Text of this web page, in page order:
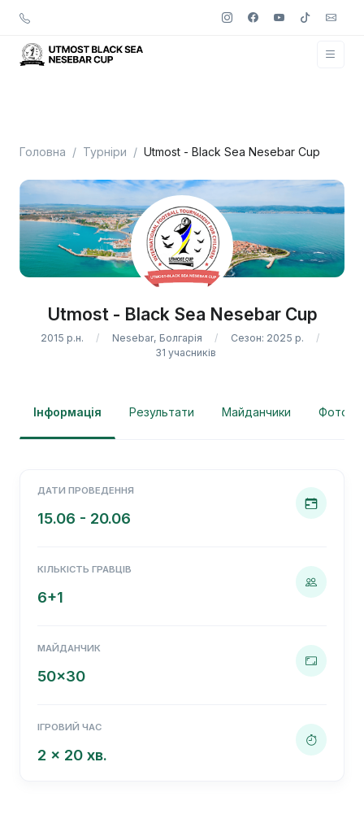
Головна Турніри Utmost - Black Sea Nesebar Cup
Utmost - Black Sea Nesebar Cup
2015 р.н. Nesebar, Болгарія
Сезон: 2025 р.
31 учасників
Інформація Результати Майданчики
ДАТИ ПРОВЕДЕННЯ
15.06 - 20.06
КІЛЬКІСТЬ ГРАВЦІВ
6+1
МАЙДАНЧИК
50x30
ІГРОВИЙ ЧАС
2 x 20 хв.